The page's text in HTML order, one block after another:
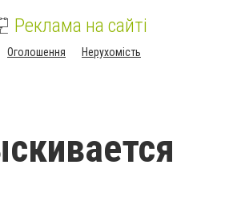
Реклама на сайті
Оголошення Нерухомість